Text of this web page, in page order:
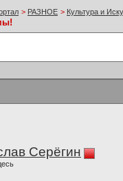
> РАЗНОЕ > Культура и
Серёгин